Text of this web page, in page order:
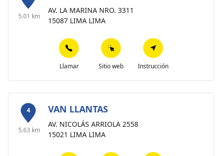
5.01 km
AV. LA MARINA NRO. 3311
15087 LIMA LIMA
Llamar Sitio web Instrucción
4
5.63 km
VAN LLANTAS
AV. NICOLÁS ARRIOLA 2558
15021 LIMA LIMA